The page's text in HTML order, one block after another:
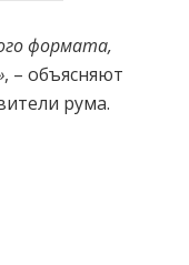
формата,
, – объясняют
рума.